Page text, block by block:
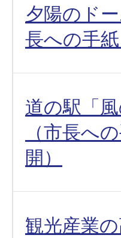
夕陽のド
長への手
道の駅「
（市長へ
開）
観光産業